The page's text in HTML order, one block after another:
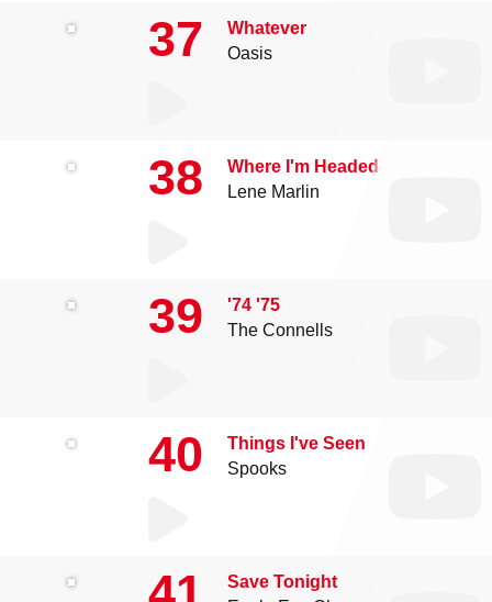
37
Whatever
Oasis
38
Where I'm Headed
Lene Marlin
39
'74 '75
The Connells
40
Things I've Seen
Spooks
Save Tonight